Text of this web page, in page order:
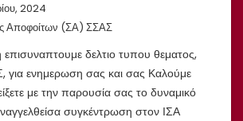
2024
Αποφοίτων (ΣΑ) ΣΣΑΣ
δελτιο τυπου θεματος,
ενημερωση σας και σας Καλούμε
με την παρουσία σας το δυναμικό
συγκέντρωση στον ΙΣΑ